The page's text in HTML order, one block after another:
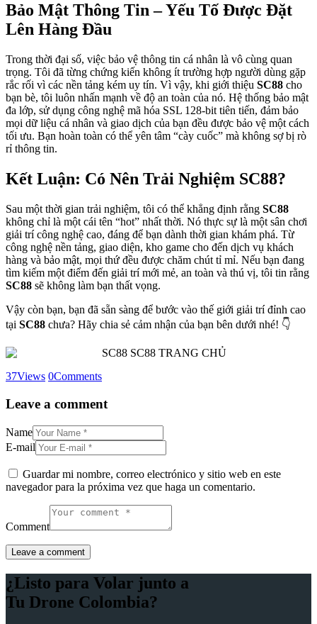
Bảo Mật Thông Tin – Yếu Tố Được Đặt
Lên Hàng Đầu
Trong thời đại số, việc bảo vệ thông tin cá nhân là vô cùng quan
trọng. Tôi đã từng chứng kiến không ít trường hợp người dùng gặp
rắc rối vì các nền tảng kém uy tín. Vì vậy, khi giới thiệu SC88 cho
bạn bè, tôi luôn nhấn mạnh về độ an toàn của nó. Hệ thống bảo mật
đa lớp, sử dụng công nghệ mã hóa SSL 128-bit tiên tiến, đảm bảo
mọi dữ liệu cá nhân và giao dịch của bạn đều được bảo vệ một cách
tối ưu. Bạn hoàn toàn có thể yên tâm “cày cuốc” mà không sợ bị rò
rỉ thông tin.
Kết Luận: Có Nên Trải Nghiệm SC88?
Sau một thời gian trải nghiệm, tôi có thể khẳng định rằng SC88
không chỉ là một cái tên “hot” nhất thời. Nó thực sự là một sân chơi
giải trí công nghệ cao, đáng để bạn dành thời gian khám phá. Từ
công nghệ nền tảng, giao diện, kho game cho đến dịch vụ khách
hàng và bảo mật, mọi thứ đều được chăm chút tỉ mỉ. Nếu bạn đang
tìm kiếm một điểm đến giải trí mới mẻ, an toàn và thú vị, tôi tin rằng
SC88 sẽ không làm bạn thất vọng.
Vậy còn bạn, bạn đã sẵn sàng để bước vào thế giới giải trí đỉnh cao
tại SC88 chưa? Hãy chia sẻ cảm nhận của bạn bên dưới nhé! 👇
37Views 0Comments
Leave a comment
Name
E-mail
Guardar mi nombre, correo electrónico y sitio web en este
navegador para la próxima vez que haga un comentario.
Comment
¿Listo para Volar junto a
Tu Drone Colombia?